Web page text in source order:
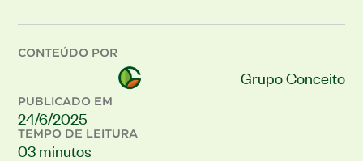
CONTEÚDO POR
Grupo Conceito
PUBLICADO EM
24/6/2025
TEMPO DE LEITURA
03 minutos